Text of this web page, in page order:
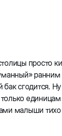
просто
ранним
сгодится.
единицам
малыши тихо